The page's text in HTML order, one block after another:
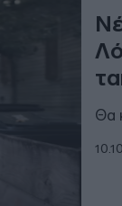
Θα